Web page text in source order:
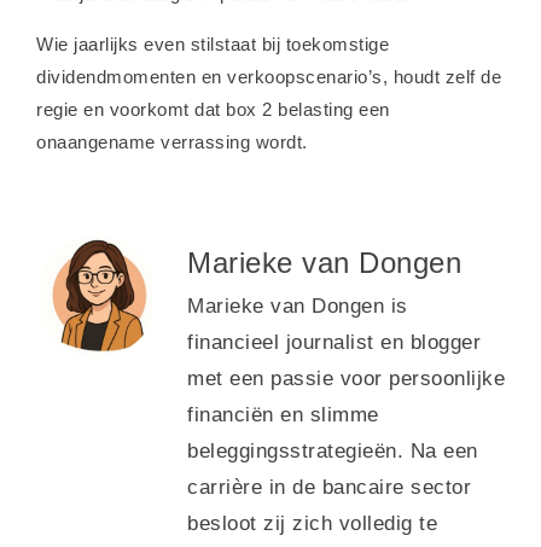
Wie jaarlijks even stilstaat bij toekomstige
dividendmomenten en verkoopscenario’s, houdt zelf de
regie en voorkomt dat box 2 belasting een
onaangename verrassing wordt.
Marieke van Dongen
Marieke van Dongen is
financieel journalist en blogger
met een passie voor persoonlijke
financiën en slimme
beleggingsstrategieën. Na een
carrière in de bancaire sector
besloot zij zich volledig te